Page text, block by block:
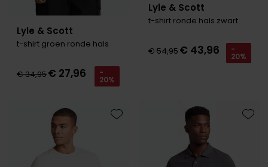
Lyle & Scott
t-shirt groen ronde hals
€ 34,95€ 27,96 -
20%
Lyle & Scott
t-shirt ronde hals zwart
€ 54,95€ 43,96 -
20%
Toevoegen aan favorieten